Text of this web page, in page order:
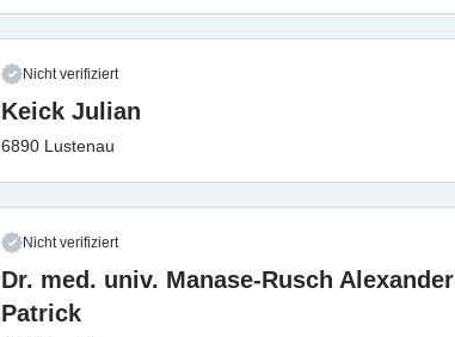
Nicht verifiziert
Keick Julian
6890 Lustenau
Nicht verifiziert
Dr. med. univ. Manase-Rusch Alexander
Patrick